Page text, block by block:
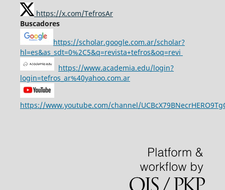
https://x.com/TefrosAr
Buscadores
https://scholar.google.com.ar/scholar?
hl=es&as_sdt=0%2C5&q=revista+tefros&oq=revi
https://www.academia.edu/login?
login=tefros_ar%40yahoo.com.ar
https://www.youtube.com/channel/